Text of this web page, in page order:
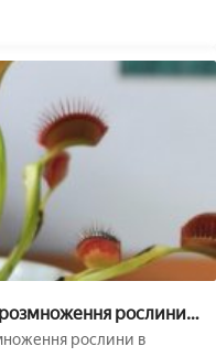
рослини в
рослини в